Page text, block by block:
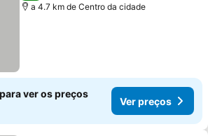
a 4.7 km de Centro da cidade
ver os preços
Ver preços